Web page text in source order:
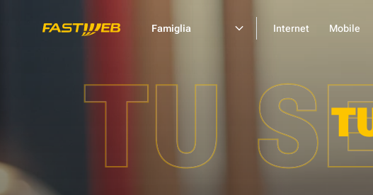
Famiglia Internet Mobile
TU